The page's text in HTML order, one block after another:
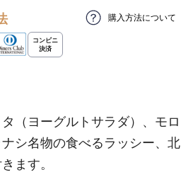
購入方法について
（ヨーグルトサラダ）、モロ
シ名物の食べるラッシー、北
ます。